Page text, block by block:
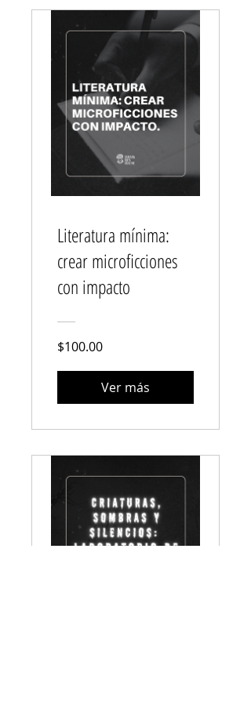
Literatura mínima:
crear microficciones
con impacto
$100.00
Ver más